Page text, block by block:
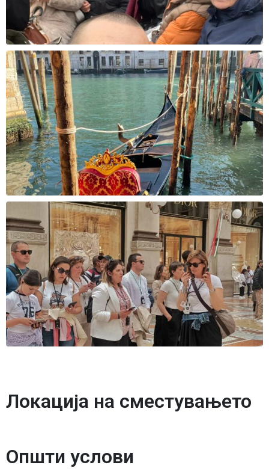
Локација на сместувањето
Општи услови